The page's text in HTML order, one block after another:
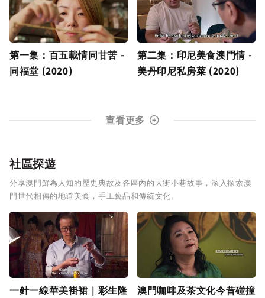
第一集：百五載情同甘苦 -
同福堂 (2020)
第二集：印尼美食澳門情 -
美丹印尼私房菜 (2020)
查看更多
社區探遊
分享澳門鮮為人知的歷史典故及各區內的大街小巷故事，深入探索澳
門世代相傳的地道美食，手工藝品和傳統文化。
一針一線華美褂裙｜彩生隆
澳門咖啡及茶文化今昔碰撞